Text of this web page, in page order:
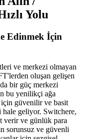
Yolu
Edinmek İçin
ve merkezi olmayan
oluşan gelişen
bir güç merkezi
bu yenilikçi ağa
güvenilir ve basit
geliyor. Switchere,
verir ve günlük para
sorunsuz ve güvenli